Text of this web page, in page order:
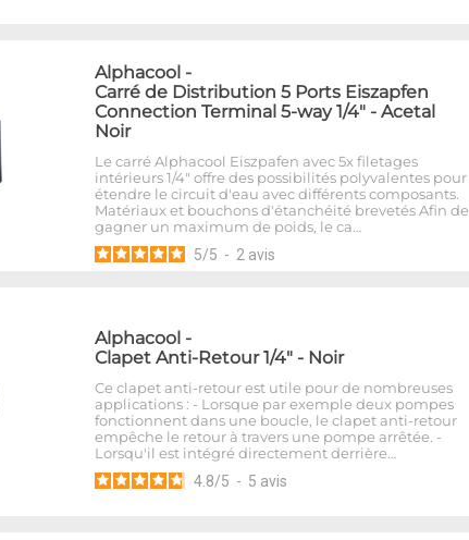
Alphacool -
Carré de Distribution 5 Ports Eiszapfen
Connection Terminal 5-way 1/4" - Acetal
Noir
Le carré Alphacool Eiszpafen avec 5x filetages
intérieurs 1/4" offre des possibilités polyvalentes pour
étendre le circuit d'eau avec différents composants.
Matériaux et bouchons d'étanchéité brevetés Afin de
gagner un maximum de poids, le ca…
5/5 - 2 avis
Alphacool -
Clapet Anti-Retour 1/4" - Noir
Ce clapet anti-retour est utile pour de nombreuses
applications : - Lorsque par exemple deux pompes
fonctionnent dans une boucle, le clapet anti-retour
empêche le retour à travers une pompe arrêtée. -
Lorsqu'il est intégré directement derrière…
4.8/5 - 5 avis